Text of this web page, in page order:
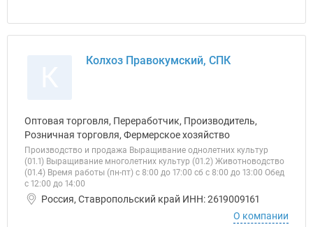
Колхоз Правокумский, СПК
Оптовая торговля, Переработчик, Производитель,
Розничная торговля, Фермерское хозяйство
Производство и продажа Выращивание однолетних культур
(01.1) Выращивание многолетних культур (01.2) Животноводство
(01.4) Время работы (пн-пт) с 8:00 до 17:00 сб с 8:00 до 13:00 Обед
с 12:00 до 14:00
Россия, Ставропольский край ИНН: 2619009161
О компании